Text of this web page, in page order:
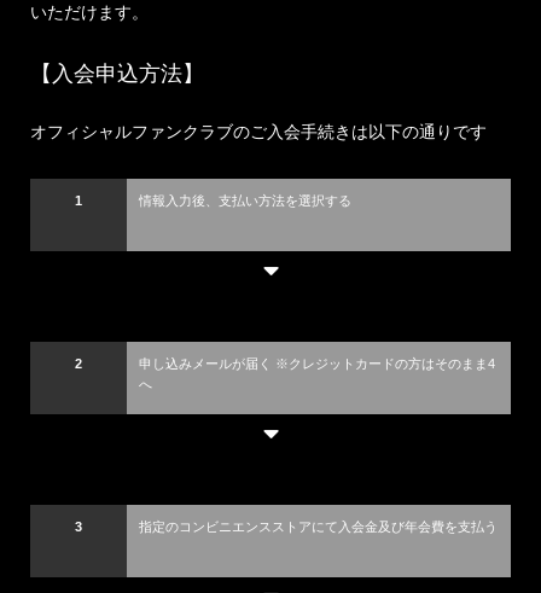
いただけます。
【入会申込方法】
オフィシャルファンクラブのご入会手続きは以下の通りです
1 情報入力後、支払い方法を選択する
2
申し込みメールが届く ※クレジットカードの方はそのまま4
へ
3 指定のコンビニエンスストアにて入会金及び年会費を支払う